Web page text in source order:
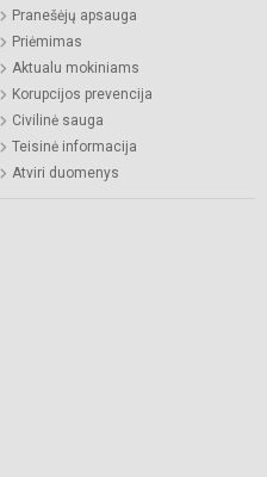
Pranešėjų apsauga
Priėmimas
Aktualu mokiniams
Korupcijos prevencija
Civilinė sauga
Teisinė informacija
Atviri duomenys